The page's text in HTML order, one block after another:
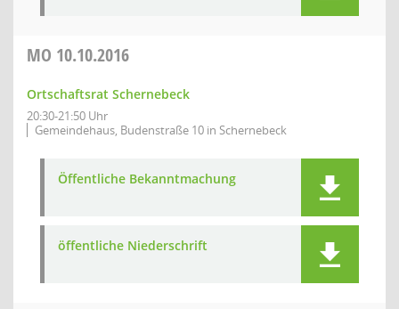
MO 10.10.2016
Ortschaftsrat Schernebeck
20:30-21:50 Uhr
Gemeindehaus, Budenstraße 10 in Schernebeck
Öffentliche Bekanntmachung
öffentliche Niederschrift